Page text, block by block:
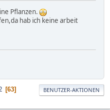
Pflanzen.
hab ich keine arbeit
63 BENUTZER-AKTIONEN